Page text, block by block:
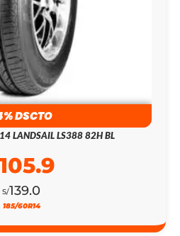
DSCTO
LANDSAIL LS388 82H BL
S/139.0
105.9
185/60R14